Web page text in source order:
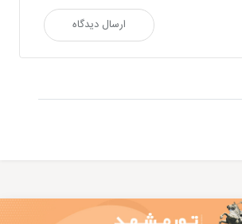
ارسال دیدگاه